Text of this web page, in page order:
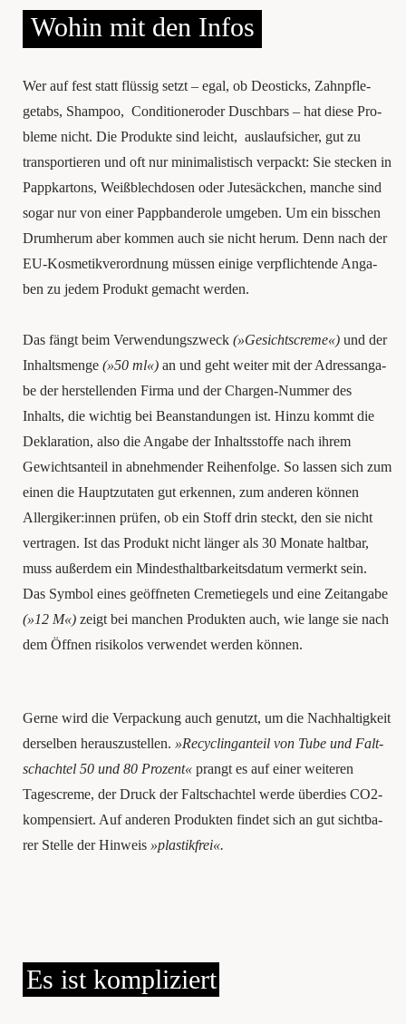
Wohin mit den Infos
Wer auf fest statt flüssig setzt – egal, ob Deo­sticks, Zahn­pfle­
getabs, Sham­poo, Con­di­tioner­oder Dusch­bars – hat die­se Pro­
ble­me nicht. Die Pro­duk­te sind leicht, aus­lauf­si­cher, gut zu
trans­por­tie­ren und oft nur mini­ma­lis­tisch ver­packt: Sie ste­cken in
Papp­kar­tons, Weiß­blech­do­sen oder Jute­säck­chen, man­che sind
sogar nur von einer Papp­ban­de­ro­le umge­ben. Um ein biss­chen
Drum­her­um aber kom­men auch sie nicht her­um. Denn nach der
EU-Kos­me­tik­ver­ord­nung müssen eini­ge ver­pflich­ten­de Anga­
ben zu jedem Pro­dukt gemacht wer­den.
Das fängt beim Ver­wen­dungs­zweck (»Gesichts­creme«) und der
Inhalts­men­ge (»50 ml«) an und geht wei­ter mit der Adress­an­ga­
be der her­stel­len­den Fir­ma und der Char­gen-Num­mer des
Inhalts, die wich­tig bei Bean­stan­dun­gen ist. Hin­zu kommt die
Dekla­ra­ti­on, also die Anga­be der Inhalts­stof­fe nach ihrem
Gewichts­an­teil in abneh­men­der Rei­hen­fol­ge. So las­sen sich zum
einen die Haupt­zu­ta­ten gut erken­nen, zum ande­ren kön­nen
Allergiker:innen prüfen, ob ein Stoff drin steckt, den sie nicht
ver­tra­gen. Ist das Pro­dukt nicht län­ger als 30 Mona­te halt­bar,
muss außer­dem ein Min­dest­halt­bar­keits­da­tum ver­merkt sein.
Das Sym­bol eines geöff­ne­ten Creme­tie­gels und eine Zeit­an­ga­be
(»12 M«) zeigt bei man­chen Pro­duk­ten auch, wie lan­ge sie nach
dem Öff­nen risi­ko­los ver­wen­det wer­den können.
Ger­ne wird die Ver­pa­ckung auch genutzt, um die Nach­hal­tig­keit
der­sel­ben her­aus­zu­stel­len. »Recy­cling­an­teil von Tube und Falt­
schach­tel 50 und 80 Pro­zent« prangt es auf einer wei­te­ren
Tages­creme, der Druck der Falt­schach­tel wer­de überdies CO2-
kom­pen­siert. Auf ande­ren Pro­duk­ten fin­det sich an gut sicht­ba­
rer Stel­le der Hin­weis »plas­tik­frei«.
Es ist kompliziert